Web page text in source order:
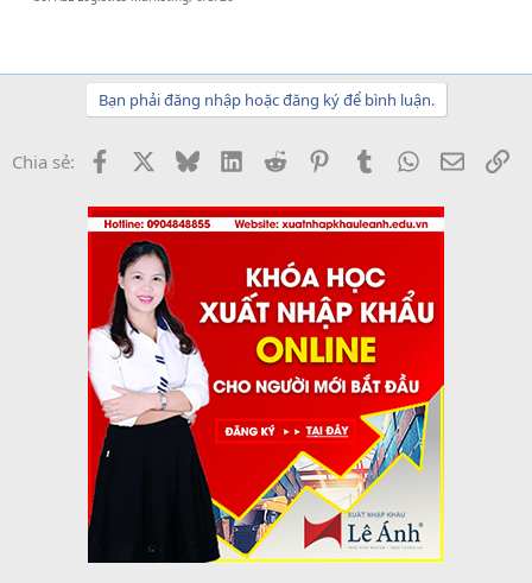
Bạn phải đăng nhập hoặc đăng ký để bình luận.
Chia sẻ: Facebook BlueskyLinkedInReddit PinterestTumblrWhatsApp
Email